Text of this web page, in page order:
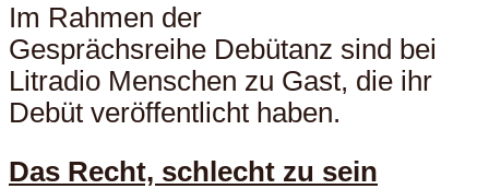
Im Rahmen der
Gesprächsreihe Debütanz sind bei
Litradio Menschen zu Gast, die ihr
Debüt veröffentlicht haben.
Das Recht, schlecht zu sein